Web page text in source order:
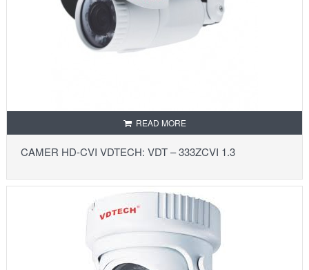
READ MORE
CAMER HD-CVI VDTECH: VDT – 333ZCVI 1.3